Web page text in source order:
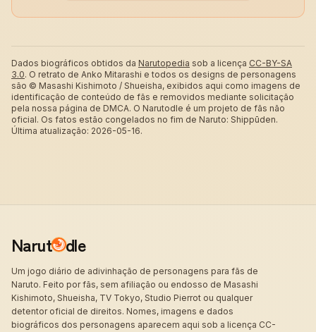
Dados biográficos obtidos da Narutopedia sob a licença CC-BY-SA
3.0. O retrato de Anko Mitarashi e todos os designs de personagens
são © Masashi Kishimoto / Shueisha, exibidos aqui como imagens de
identificação de conteúdo de fãs e removidos mediante solicitação
pela nossa página de DMCA. O Narutodle é um projeto de fãs não
oficial. Os fatos estão congelados no fim de Naruto: Shippūden.
Última atualização: 2026-05-16.
Narut dle
Um jogo diário de adivinhação de personagens para fãs de
Naruto. Feito por fãs, sem afiliação ou endosso de Masashi
Kishimoto, Shueisha, TV Tokyo, Studio Pierrot ou qualquer
detentor oficial de direitos. Nomes, imagens e dados
biográficos dos personagens aparecem aqui sob a licença CC-